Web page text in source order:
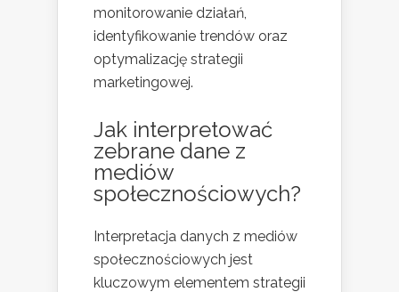
monitorowanie działań,
identyfikowanie trendów oraz
optymalizację strategii
marketingowej.
Jak interpretować
zebrane dane z
mediów
społecznościowych?
Interpretacja danych z mediów
społecznościowych jest
kluczowym elementem strategii